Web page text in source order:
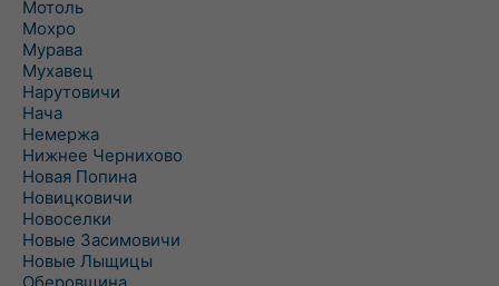
Мотоль
Мохро
Мурава
Мухавец
Нарутовичи
Нача
Немержа
Нижнее Чернихово
Новая Попина
Новицковичи
Новоселки
Новые Засимовичи
Новые Лыщицы